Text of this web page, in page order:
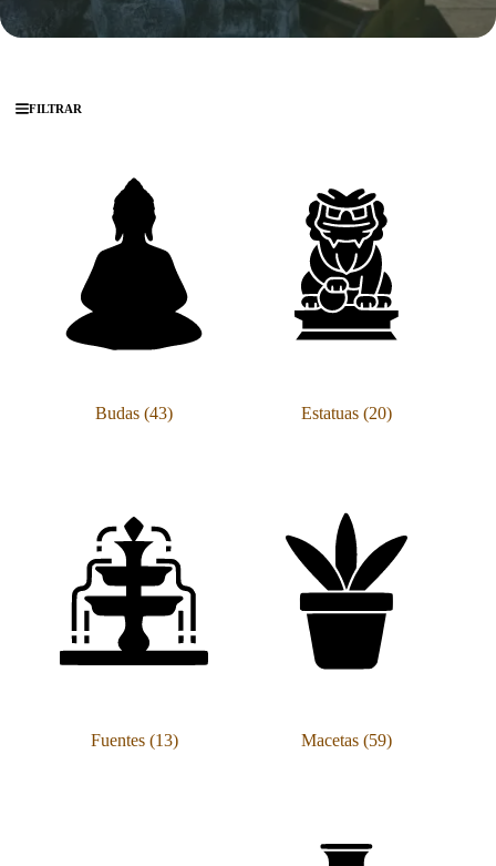
FILTRAR
Budas(43) Estatuas(20)
Fuentes (13) Macetas(59)